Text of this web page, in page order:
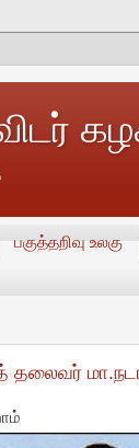
பகுத்தறிவு உலகு
தலைவர்